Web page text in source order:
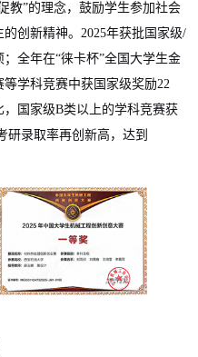
教”的理念，鼓励学生参加社会
的创新精神。2025年获批国家级/
；全年在“徕卡杯”全国大学生金
学科竞赛中获国家级奖励22
，国家级B类以上的学科竞赛获
研录取率再创新高，达到